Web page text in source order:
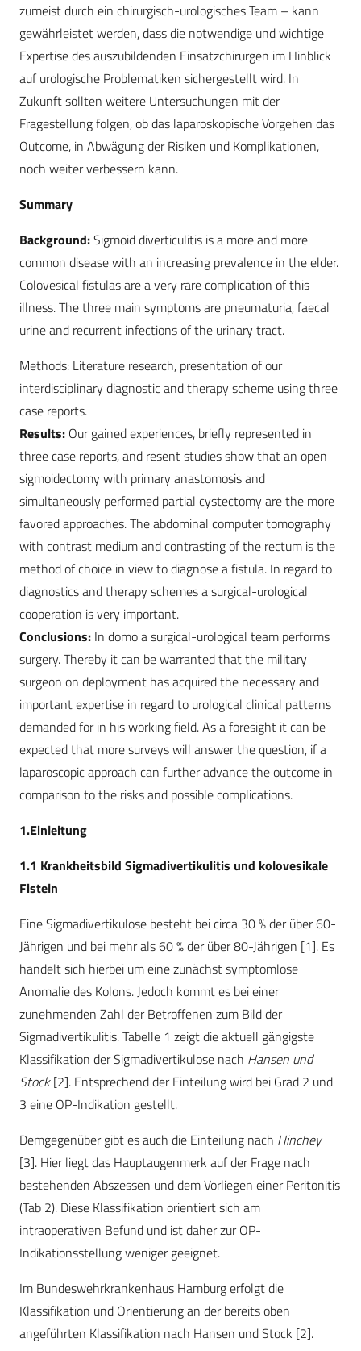
zumeist durch ein chirurgisch-urologisches Team – kann
gewährleistet werden, dass die notwendige und wichtige
Expertise des auszubildenden Einsatzchirurgen im Hinblick
auf urologische Problematiken sichergestellt wird. In
Zukunft sollten weitere Untersuchungen mit der
Fragestellung folgen, ob das laparoskopische Vorgehen das
Outcome, in Abwägung der Risiken und Komplikationen,
noch weiter verbessern kann.
Summary
Background:Sigmoid diverticulitis is a more and more
common disease with an increasing prevalence in the elder.
Colovesical fistulas are a very rare complication of this
illness. The three main symptoms are pneumaturia, faecal
urine and recurrent infections of the urinary tract.
Methods: Literature research, presentation of our
interdisciplinary diagnostic and therapy scheme using three
case reports.
Results: Our gained experiences, briefly represented in
three case reports, and resent studies show that an open
sigmoidectomy with primary anastomosis and
simultaneously performed partial cystectomy are the more
favored approaches. The abdominal computer tomography
with contrast medium and contrasting of the rectum is the
method of choice in view to diagnose a fistula. In regard to
diagnostics and therapy schemes a surgical-urological
cooperation is very important.
Conclusions: In domo a surgical-urological team performs
surgery. Thereby it can be warranted that the military
surgeon on deployment has acquired the necessary and
important expertise in regard to urological clinical patterns
demanded for in his working field. As a foresight it can be
expected that more surveys will answer the question, if a
laparoscopic approach can further advance the outcome in
comparison to the risks and possible complications.
1.Einleitung
1.1 Krankheitsbild Sigmadivertikulitis und kolovesikale
Fisteln
Eine Sigmadivertikulose besteht bei circa 30 % der über 60-
Jährigen und bei mehr als 60 % der über 80-Jährigen [1]. Es
handelt sich hierbei um eine zunächst symptomlose
Anomalie des Kolons. Jedoch kommt es bei einer
zunehmenden Zahl der Betroffenen zum Bild der
Sigmadivertikulitis. Tabelle 1 zeigt die aktuell gängigste
Klassifikation der Sigmadivertikulose nach Hansen und
Stock[2]. Entsprechend der Einteilung wird bei Grad 2 und
3 eine OP-Indikation gestellt.
Demgegenüber gibt es auch die Einteilung nach Hinchey
[3]. Hier liegt das Hauptaugenmerk auf der Frage nach
bestehenden Abszessen und dem Vorliegen einer Peritonitis
(Tab 2). Diese Klassifikation orientiert sich am
intraoperativen Befund und ist daher zur OP-
Indikationsstellung weniger geeignet.
Im Bundeswehrkrankenhaus Hamburg erfolgt die
Klassifikation und Orientierung an der bereits oben
angeführten Klassifikation nach Hansen und Stock [2].